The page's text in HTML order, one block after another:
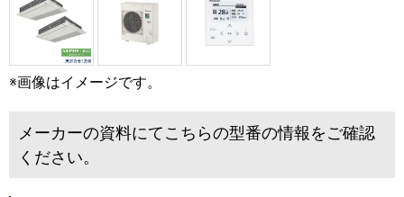
※画像はイメージです。
メーカーの資料にてこちらの型番の情報をご確認
ください。